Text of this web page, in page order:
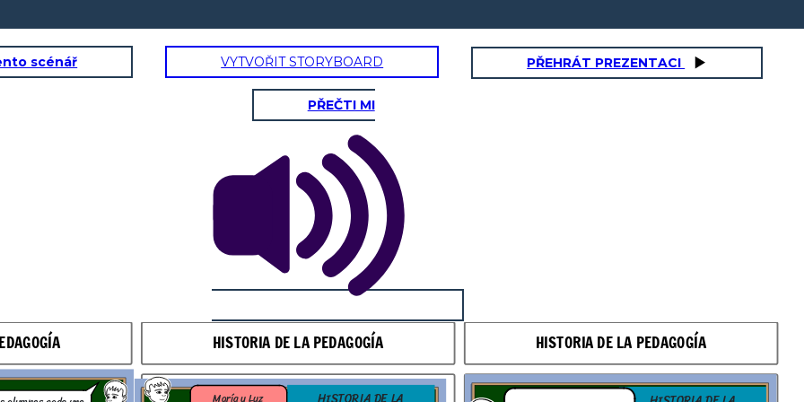
el papel
DE LA HISTORIA DE LA
scénář VYTVOŘIT STORYBOARD PŘEHRÁT PREZENTACI
PŘEČTI MI
HISTORIA DE LA PEDAGOGÍA HISTORIA DE LA PEDAGOGÍA
María y Luz